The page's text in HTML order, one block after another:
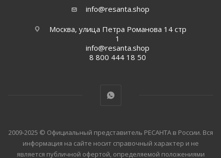
info@resanta.shop
Москва, улица Петра Романова 14 стр
1
info@resanta.shop
8 800 444 18 50
2009-2025 © Официальный представитель РЕСАНТА в России. Вся
информация на сайте носит справочный характер и не
является публичной офертой, определяемой положениями